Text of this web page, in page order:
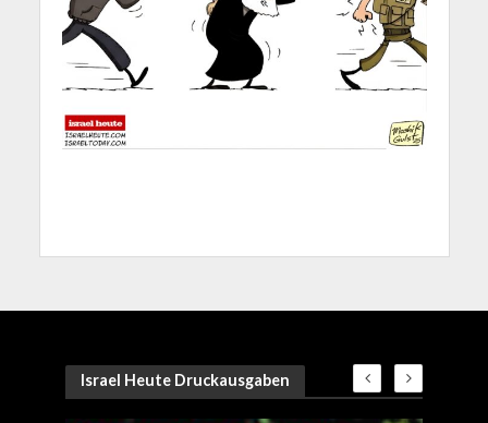
Israel Heute Druckausgaben